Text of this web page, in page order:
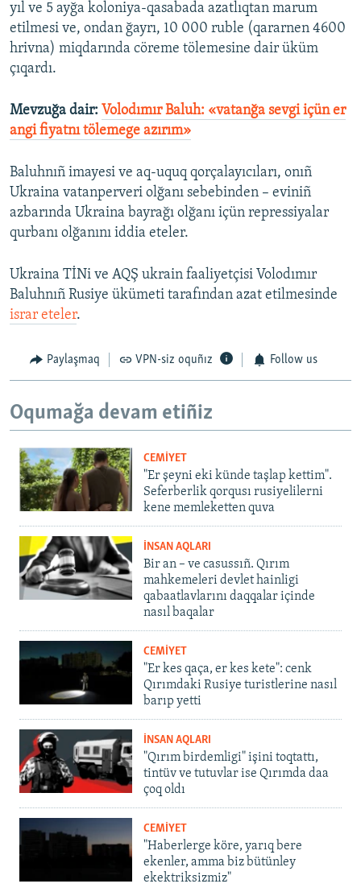
yıl ve 5 ayğa koloniya-qasabada azatlıqtan marum
etilmesi ve, ondan ğayrı, 10 000 ruble (qararnen 4600
hrivna) miqdarında cöreme tölemesine dair üküm
çıqardı.
Mevzuğa dair: Volodımır Baluh: «vatanğa sevgi içün er
angi fiyatnı tölemege azırım»
Baluhnıñ imayesi ve aq-uquq qorçalayıcıları, onıñ
Ukraina vatanperveri olğanı sebebinden – eviniñ
azbarında Ukraina bayrağı olğanı içün repressiyalar
qurbanı olğanını iddia eteler.
Ukraina TİNi ve AQŞ ukrain faaliyetçisi Volodımır
Baluhnıñ Rusiye ükümeti tarafından azat etilmesinde
israr eteler.
Paylaşmaq VPN-siz oquñız Follow us
Oqumağa devam etiñiz
CEMİYET
"Er şeyni eki künde taşlap kettim".
Seferberlik qorqusı rusiyelilerni
kene memleketten quva
İNSAN AQLARI
Bir an – ve casussıñ. Qırım
mahkemeleri devlet hainligi
qabaatlavlarını daqqalar içinde
nasıl baqalar
CEMİYET
"Er kes qaça, er kes kete": cenk
Qırımdaki Rusiye turistlerine nasıl
barıp yetti
İNSAN AQLARI
"Qırım birdemligi" işini toqtattı,
tintüv ve tutuvlar ise Qırımda daa
çoq oldı
CEMİYET
"Haberlerge köre, yarıq bere
ekenler, amma biz bütünley
ekektriksizmiz"